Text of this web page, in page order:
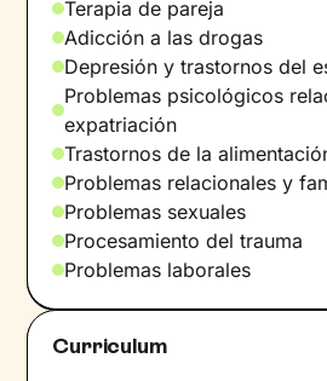
ansiedad, depresión, trauma,
sexual y de pareja,
emocional, habilidades
autoconocimiento en general.
Sobre mí
Con varios años de
másteres y muchas horas de
complementaria a través de
conferencias y cursos,
mantenerme actualizada sin
humanidad y empatía
Terapia de pareja
Adicción a las drogas
Depresión y trastornos del
Problemas psicológicos
expatriación
Trastornos de la
Problemas relacionales y
Problemas sexuales
Procesamiento del trauma
Problemas laborales
Curriculum